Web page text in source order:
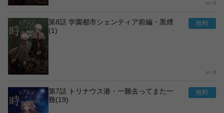
13
第8話 学園都市シェンティア前編・黒煙
(1)
18
第7話 トリナウス港・一難去ってまた一
難(19)